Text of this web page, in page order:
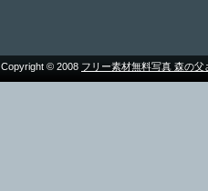
Copyright © 2008 フリー素材無料写真 森の父